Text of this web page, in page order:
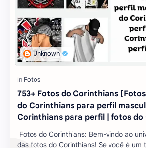
753+ Fotos do Corinthians
do Corinthians para perfil
Corinthians para perfil | fotos do
para perfil feminino (Nice Foto)
Fotos do Corinthians: Bem-vindo ao
das fotos do Corinthians! Se você é um